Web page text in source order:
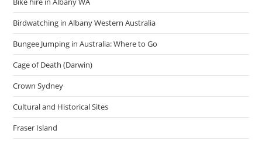
Birdwatching in Albany Western Australia
Bungee Jumping in Australia: Where to Go
Cage of Death (Darwin)
Crown Sydney
Cultural and Historical Sites
Fraser Island